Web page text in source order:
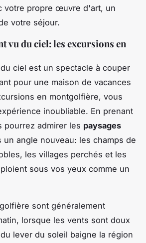
votre propre œuvre d'art, un
votre séjour.
vu du ciel: les excursions en
ciel est un spectacle à couper
pour une maison de vacances
en montgolfière, vous
inoubliable. En prenant
pourrez admirer les paysages
un angle nouveau: les champs de
les villages perchés et les
sous vos yeux comme un
sont généralement
lorsque les vents sont doux
lever du soleil baigne la région